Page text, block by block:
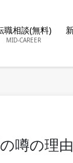
職相談(無料)
MID-CAREER
噂の理